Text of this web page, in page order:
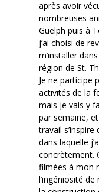
après avoir
nombreuses
Guelph puis à
j’ai choisi de
m’installer
région de St.
Je ne participe
activités de la
mais je vais y
par semaine,
travail
dans laquelle
concrètement.
filmées à mon
l’ingéniosité